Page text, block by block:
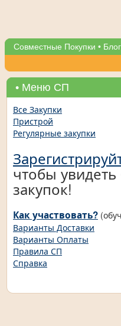
Совместные Покупки •
• Меню СП
Все Закупки
Пристрой
Регулярные закупки
чтобы
закупок!
Как участвовать?
Варианты Доставки
Варианты Оплаты
Правила СП
Справка